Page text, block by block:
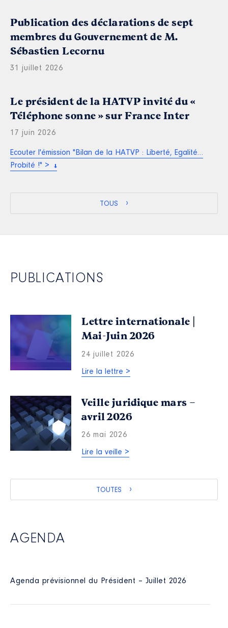
Publication des déclarations de sept
membres du Gouvernement de M.
Sébastien Lecornu
31 juillet 2026
Le président de la HATVP invité du «
Téléphone sonne » sur France Inter
17 juin 2026
Ecouter l'émission "Bilan de la HATVP : Liberté, Egalité…
Probité !" >
TOUS
PUBLICATIONS
Lettre internationale |
Mai-Juin 2026
24 juillet 2026
Lire la lettre >
Veille juridique mars –
avril 2026
26 mai 2026
Lire la veille >
TOUTES
AGENDA
Agenda prévisionnel du Président – Juillet 2026